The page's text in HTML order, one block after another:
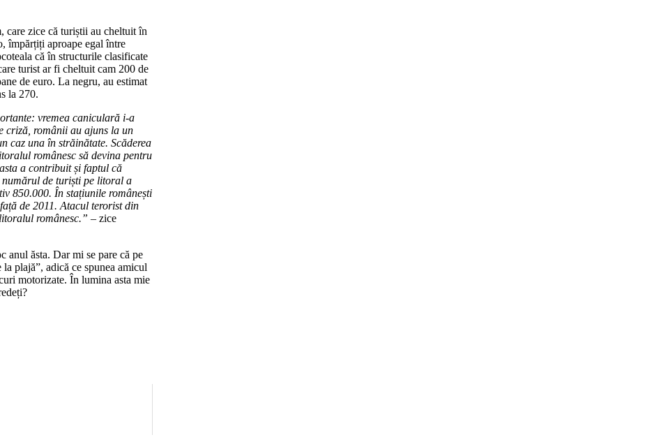
care zice că turiștii au cheltuit în
împărțiți aproape egal între
că în structurile clasificate
turist ar fi cheltuit cam 200 de
de euro. La negru, au estimat
la 270.
vremea caniculară i-a
criză, românii au ajuns la un
caz una în străinătate. Scăderea
românesc să devina pentru
a contribuit și faptul că
de turiști pe litoral a
850.000. În stațiunile românești
de 2011. Atacul terorist din
românesc.” – zice
anul ăsta. Dar mi se pare că pe
plajă”, adică ce spunea amicul
motorizate. În lumina asta mie